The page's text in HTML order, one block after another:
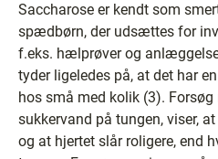
Saccharose er kendt som
spædbørn, der udsættes for
f.eks. hælprøver og
tyder ligeledes på, at det har
hos små med kolik (3).
sukkervand på tungen, viser,
og at hjertet slår roligere, end